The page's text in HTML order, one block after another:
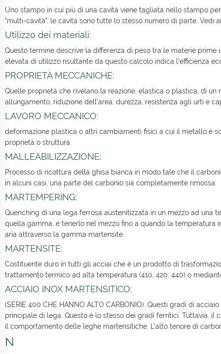
Uno stampo in cui più di una cavità viene tagliata nello stampo
"multi-cavità", le cavità sono tutte lo stesso numero di parte. Vedi
Utilizzo dei materiali:
Questo termine descrive la differenza di peso tra le materie
elevata di utilizzo risultante da questo calcolo indica l'efficienza
PROPRIETÀ MECCANICHE:
Quelle proprietà che rivelano la reazione, elastica o plastica, di
allungamento, riduzione dell'area, durezza, resistenza agli urti e
LAVORO MECCANICO:
deformazione plastica o altri cambiamenti fisici a cui il metallo è
proprietà o struttura.
MALLEABILIZZAZIONE:
Processo di ricottura della ghisa bianca in modo tale che il
in alcuni casi, una parte del carbonio sia completamente rimossa.
MARTEMPERING:
Quenching di una lega ferrosa austenitizzata in un mezzo ad
quella gamma, e tenerlo nel mezzo fino a quando la
aria attraverso la gamma martensite.
MARTENSITE:
Costituente duro in tutti gli acciai che è un prodotto di
trattamento termico ad alta temperatura (410, 420, 440) o
ACCIAIO INOX MARTENSITICO:
(SERIE 400 CHE HANNO ALTO CARBONIO). Questi gradi di
principale di lega. Questo è lo stesso dei gradi ferritici. Tuttavia, il
il comportamento delle leghe martensitiche. L'alto tenore di
N